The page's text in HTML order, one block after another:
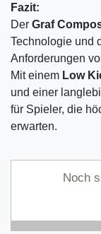
Fazit:
Der Graf
Technologie und
Anforderungen
Mit einem Low
und einer
für Spieler, die
erwarten.
Noch